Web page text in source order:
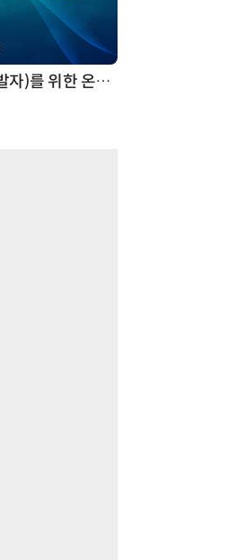
모든 업무 담당자(비개발자)를 위한 온톨로지 기반 AI 지식체계 설계 1-day 워크숍